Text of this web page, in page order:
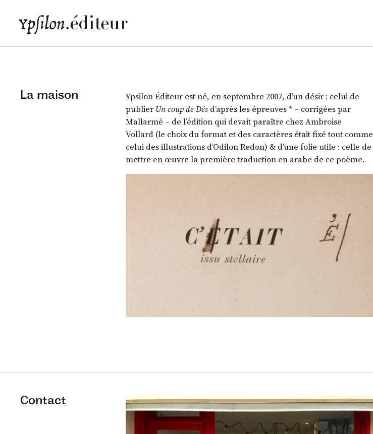
La maison
Ypsilon Éditeur est né, en septembre 2007, d’un désir : celui de
publier Un coup de Dés d’après les épreuves * – corrigées par
Mallarmé – de l’édition qui devait paraître chez Ambroise
Vollard (le choix du format et des caractères était fixé tout comme
celui des illustrations d’Odilon Redon) & d’une folie utile : celle de
mettre en œuvre la première traduction en arabe de ce poème.
Contact